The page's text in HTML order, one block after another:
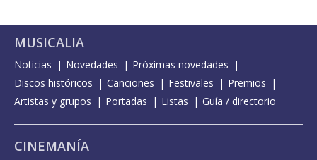
MUSICALIA
Noticias Novedades
Próximas novedades
Discos históricos
Canciones Festivales
Premios
Artistas y grupos
Portadas Listas Guía / directorio
CINEMANÍA